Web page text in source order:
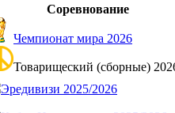
Соревнование
Чемпионат мира 2026
Товарищеский (сборные)
Эредивизи 2025/2026